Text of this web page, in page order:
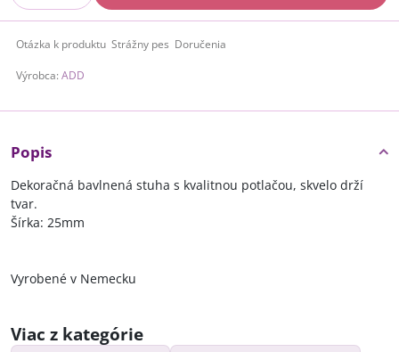
Otázka k produktu Strážny pes Doručenia
Výrobca: ADD
Popis
Dekoračná bavlnená stuha s kvalitnou potlačou, skvelo drží
tvar.
Šírka: 25mm
Vyrobené v Nemecku
Viac z kategórie